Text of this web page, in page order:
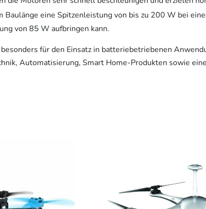
Baulänge eine Spitzenleistung von bis zu 200 W bei
von 85 W aufbringen kann.
für den Einsatz in batteriebetriebenen
Automatisierung, Smart Home-Produkten sowie